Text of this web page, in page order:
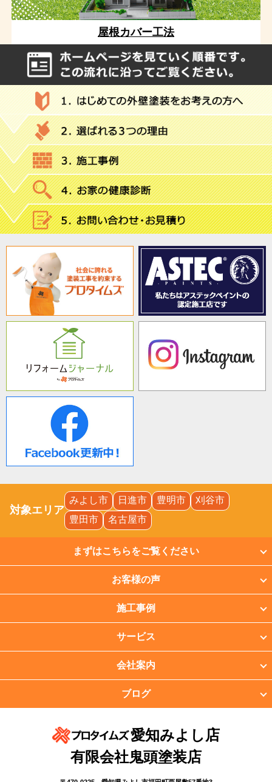
屋根カバー工法
対象エリア
みよし市 日進市 豊明市
刈谷市
豊田市
名古屋市
まずはこちらをご覧ください
お客様の声
施工事例
サービス
会社案内
ブログ
愛知みよし店
有限会社鬼頭塗装店